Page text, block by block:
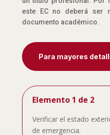
este EC no deberá ser
documento académico.
Para mayores
Elemento 1 de 2
Verificar el estado
de emergencia.